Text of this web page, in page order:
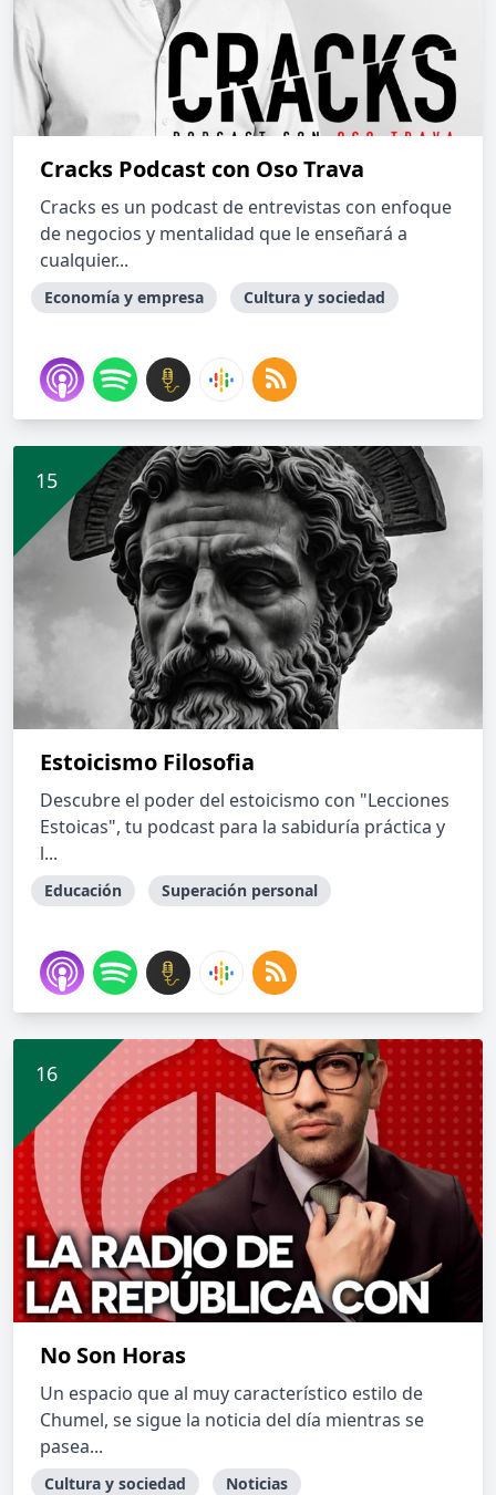
Cracks Podcast con Oso Trava
Cracks es un podcast de entrevistas con enfoque
de negocios y mentalidad que le enseñará a
cualquier...
Economía y empresa Cultura y sociedad
Estoicismo Filosofia
Descubre el poder del estoicismo con "Lecciones
Estoicas", tu podcast para la sabiduría práctica y
l...
Educación Superación personal
No Son Horas
Un espacio que al muy característico estilo de
Chumel, se sigue la noticia del día mientras se
pasea...
Cultura y sociedad Noticias